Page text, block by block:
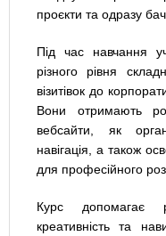
проєкти та одразу
Під час навчання
різного рівня
візитівок до
Вони отримають
вебсайти, як
навігація, а також
для професійного
Курс допомагає
креативність та